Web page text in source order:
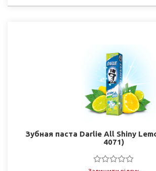
Зубная паста Darlie All Shiny
4071)